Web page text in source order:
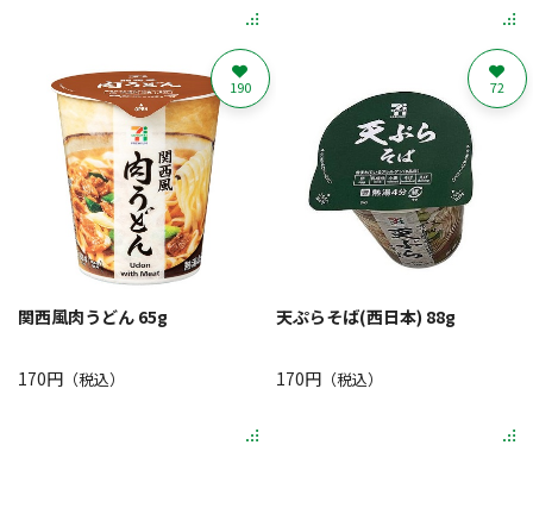
関西風肉うどん 65g
170円 （税込）
190
天ぷらそば(西日本) 88g
170円（税込）
72